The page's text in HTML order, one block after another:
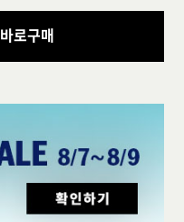
바로구매